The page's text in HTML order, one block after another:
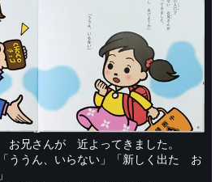
兄さんが 近よってきました。
ううん、いらない」「新しく出た お